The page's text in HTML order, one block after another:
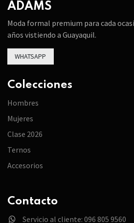
ADAMS
Moda formal premium para cada
años vistiendo a Guayaquil.
WHATSAPP
Colecciones
Hombres
Mujeres
Clase 2026
Ternos
Accesorios
Contacto
Servicio al cliente: 096 805 9560